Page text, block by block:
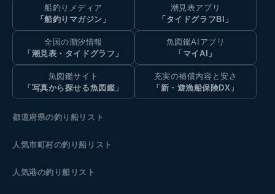
船釣りメディア
「船釣りマガジン」
潮見表アプリ
「タイドグラフBI」
全国の潮汐情報
「潮見表・タイドグラフ」
魚図鑑AIアプリ
「マイAI」
魚図鑑サイト
「写真から探せる魚図鑑」
充実の補償内容と安さ
「新・遊漁船保険DX」
都道府県の釣り船リスト
人気市町村の釣り船リスト
人気港の釣り船リスト